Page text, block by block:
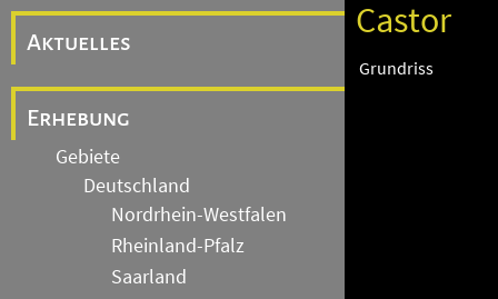
Aktuelles
Erhebung
Gebiete
Deutschland
Nordrhein-Westfalen
Rheinland-Pfalz
Saarland
Castor
Grundriss